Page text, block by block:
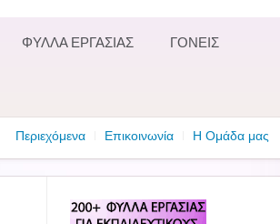
ΦΥΛΛΑ ΕΡΓΑΣΙΑΣ ΓΟΝΕΙΣ
Περιεχόμενα Επικοινωνία Η Ομάδα μας